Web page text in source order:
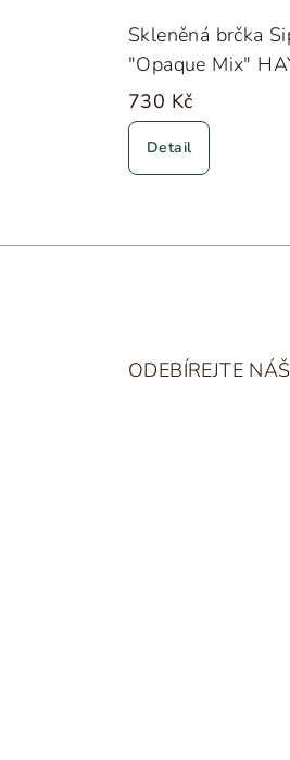
Skleněná brčka
"Opaque Mix"
730 Kč
Detail
ODEBÍREJTE